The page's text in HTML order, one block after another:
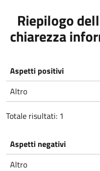
Riepilogo
chiarezza
Aspetti positivi
Altro
Totale risultati: 1
Aspetti negativi
Altro